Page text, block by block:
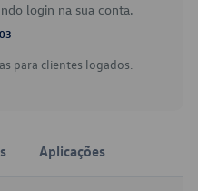
login na sua conta.
para clientes logados.
Aplicações